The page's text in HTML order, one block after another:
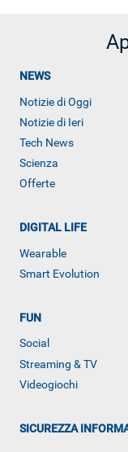
ALTRO
NEWS
Notizie di Oggi
Notizie di Ieri
Tech News
Scienza
Offerte
DIGITAL LIFE
Wearable
Smart Evolution
FUN
Social
Streaming & TV
Videogiochi
SICUREZZA